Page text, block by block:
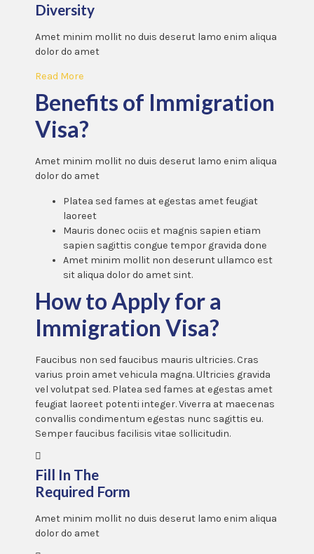
Diversity
Amet minim mollit no duis deserut lamo enim aliqua
dolor do amet
Read More
Benefits of Immigration
Visa?
Amet minim mollit no duis deserut lamo enim aliqua
dolor do amet
Platea sed fames at egestas amet feugiat
laoreet
Mauris donec ociis et magnis sapien etiam
sapien sagittis congue tempor gravida done
Amet minim mollit non deserunt ullamco est
sit aliqua dolor do amet sint.
How to Apply for a
Immigration Visa?
Faucibus non sed faucibus mauris ultricies. Cras
varius proin amet vehicula magna. Ultricies gravida
vel volutpat sed. Platea sed fames at egestas amet
feugiat laoreet potenti integer. Viverra at maecenas
convallis condimentum egestas nunc sagittis eu.
Semper faucibus facilisis vitae sollicitudin.
Fill In The
Required Form
Amet minim mollit no duis deserut lamo enim aliqua
dolor do amet